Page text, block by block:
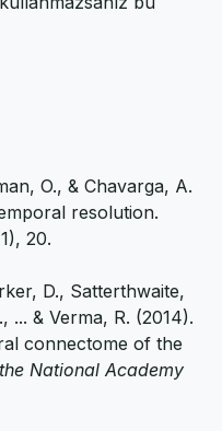
pişirme gibi
bu
O., & Chavarga, A.
resolution.
D., Satterthwaite,
... & Verma, R. (2014).
connectome of the
National Academy